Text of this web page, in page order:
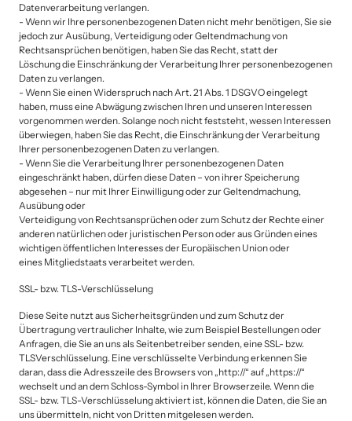
Datenverarbeitung verlangen.
- Wenn wir Ihre personenbezogenen Daten nicht mehr benötigen, Sie sie
jedoch zur Ausübung, Verteidigung oder Geltendmachung von
Rechtsansprüchen benötigen, haben Sie das Recht, statt der
Löschung die Einschränkung der Verarbeitung Ihrer personenbezogenen
Daten zu verlangen.
- Wenn Sie einen Widerspruch nach Art. 21 Abs. 1 DSGVO eingelegt
haben, muss eine Abwägung zwischen Ihren und unseren Interessen
vorgenommen werden. Solange noch nicht feststeht, wessen Interessen
überwiegen, haben Sie das Recht, die Einschränkung der Verarbeitung
Ihrer personenbezogenen Daten zu verlangen.
- Wenn Sie die Verarbeitung Ihrer personenbezogenen Daten
eingeschränkt haben, dürfen diese Daten – von ihrer Speicherung
abgesehen – nur mit Ihrer Einwilligung oder zur Geltendmachung,
Ausübung oder
Verteidigung von Rechtsansprüchen oder zum Schutz der Rechte einer
anderen natürlichen oder juristischen Person oder aus Gründen eines
wichtigen öffentlichen Interesses der Europäischen Union oder
eines Mitgliedstaats verarbeitet werden.
SSL- bzw. TLS-Verschlüsselung
Diese Seite nutzt aus Sicherheitsgründen und zum Schutz der
Übertragung vertraulicher Inhalte, wie zum Beispiel Bestellungen oder
Anfragen, die Sie an uns als Seitenbetreiber senden, eine SSL- bzw.
TLSVerschlüsselung. Eine verschlüsselte Verbindung erkennen Sie
daran, dass die Adresszeile des Browsers von „http://“ auf „https://“
wechselt und an dem Schloss-Symbol in Ihrer Browserzeile. Wenn die
SSL- bzw. TLS-Verschlüsselung aktiviert ist, können die Daten, die Sie an
uns übermitteln, nicht von Dritten mitgelesen werden.